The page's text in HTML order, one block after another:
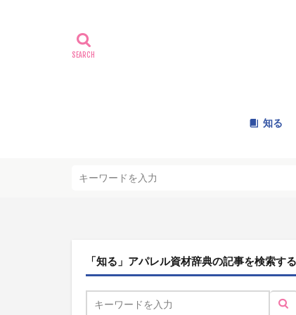
知る
「知る」アパレル資材辞典の記事を検索する